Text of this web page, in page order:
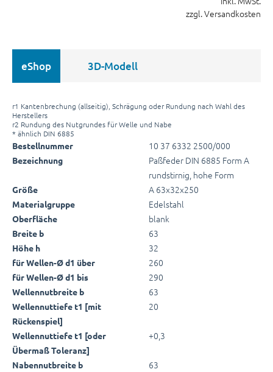
zzgl. Versandkosten
eShop 3D-Modell
r1 Kantenbrechung (allseitig), Schrägung oder Rundung nach Wahl des
Herstellers
r2 Rundung des Nutgrundes für Welle und Nabe
* ähnlich DIN 6885
Bestellnummer 10 37 6332 2500/000
Bezeichnung
Paßfeder DIN 6885 Form A
rundstirnig, hohe Form
Größe A 63x32x250
Materialgruppe Edelstahl
Oberfläche blank
Breite b 63
Höhe h 32
für Wellen-Ø d1 über 260
für Wellen-Ø d1 bis 290
Wellennutbreite b 63
Wellennuttiefe t1 [mit
Rückenspiel]
20
Wellennuttiefe t1 [oder
Übermaß Toleranz]
+0,3
Nabennutbreite b 63